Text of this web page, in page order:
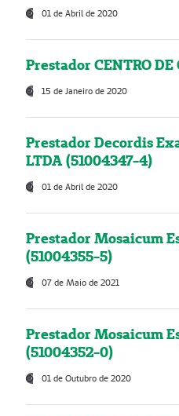
01 de Abril de 2020
Prestador CENTRO DE
15 de Janeiro de 2020
Prestador Decordis
LTDA (51004347-4)
01 de Abril de 2020
Prestador Mosaicum
(51004355-5)
07 de Maio de 2021
Prestador Mosaicum
(51004352-0)
01 de Outubro de 2020